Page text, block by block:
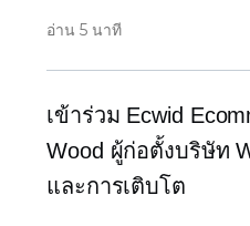
อ่าน 5 นาที
เข้าร่วม Ecwid
Wood ผู้ก่อตั้งบริษัท
และการเติบโต